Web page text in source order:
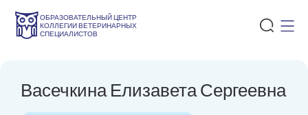
ОБРАЗОВАТЕЛЬНЫЙ ЦЕНТР
КОЛЛЕГИИ ВЕТЕРИНАРНЫХ
СПЕЦИАЛИСТОВ
Васечкина Елизавета Сергеевна